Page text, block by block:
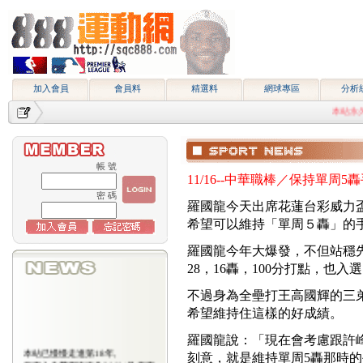
加入會員 會員料 精選料 網球專區 分析
本站永久
帳 號
密 碼
本站已慢慢走進第18年,
11/16--中華職棒／保持單周5
羅國龍今天出席花蓮台彩威力
希望可以維持「單周５轟」的
羅國龍今年大爆發，不但站穩
28，16轟，100分打點，也入
不過身為全壘打王高國輝的三
希望維持住這樣的好成績。
羅國龍說：「現在會考慮跟許
刻意，就是維持單周5轟那時